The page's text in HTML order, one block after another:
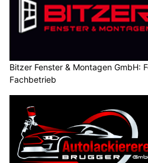
Bitzer Fenster & Montagen GmbH:
Fachbetrieb